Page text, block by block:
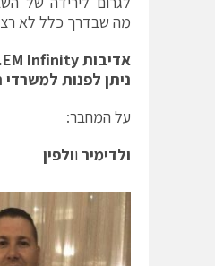
מה שבדרך כלל לא
אדיבותEM Infinity
.
ניתן לפנות למשרדי
על המחבר:
ולדימיר וולפין